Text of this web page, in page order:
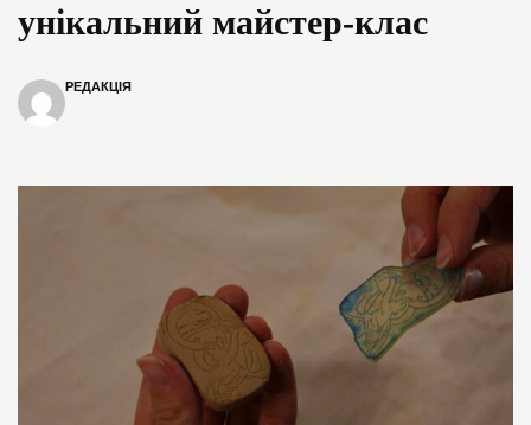
унікальний майстер-клас
РЕДАКЦІЯ